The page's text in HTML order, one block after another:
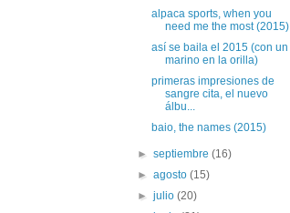
alpaca sports, when you
need me the most (2015)
así se baila el 2015 (con un
marino en la orilla)
primeras impresiones de
sangre cita, el nuevo
álbu...
baio, the names (2015)
►septiembre(16)
►agosto(15)
►julio(20)